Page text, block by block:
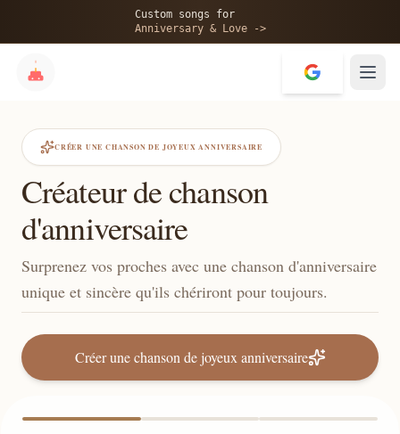
Custom songs for
Anniversary & Love ->
CRÉER UNE CHANSON DE JOYEUX ANNIVERSAIRE
Créateur de chanson
d'anniversaire
Surprenez vos proches avec une chanson d'anniversaire
unique et sincère qu'ils chériront pour toujours.
Créer une chanson de joyeux anniversaire